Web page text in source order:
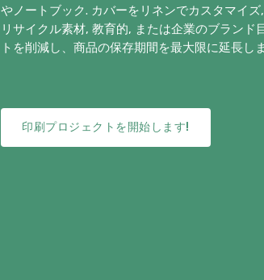
やノートブック. カバーをリネンでカスタマイ
リサイクル素材, 教育的, または企業のブランド
トを削減し、商品の保存期間を最大限に延長し
印刷プロジェクトを開始します!